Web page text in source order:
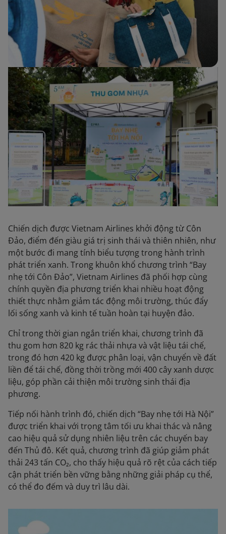
Chiến dịch được Vietnam Airlines khởi động từ Côn
Đảo, điểm đến giàu giá trị sinh thái và thiên nhiên, như
một bước đi mang tính biểu tượng trong hành trình
phát triển xanh. Trong khuôn khổ chương trình “Bay
nhẹ tới Côn Đảo”, Vietnam Airlines đã phối hợp cùng
chính quyền địa phương triển khai nhiều hoạt động
thiết thực nhằm giảm tác động môi trường, thúc đẩy
lối sống xanh và kinh tế tuần hoàn tại huyện đảo.
Chỉ trong thời gian ngắn triển khai, chương trình đã
thu gom hơn 820 kg rác thải nhựa và vật liệu tái chế,
trong đó hơn 420 kg được phân loại, vận chuyển về đất
liền để tái chế, đồng thời trồng mới 400 cây xanh dược
liệu, góp phần cải thiện môi trường sinh thái địa
phương.
Tiếp nối hành trình đó, chiến dịch “Bay nhẹ tới Hà Nội”
được triển khai với trọng tâm tối ưu khai thác và nâng
cao hiệu quả sử dụng nhiên liệu trên các chuyến bay
đến Thủ đô. Kết quả, chương trình đã giúp giảm phát
thải 243 tấn CO₂, cho thấy hiệu quả rõ rệt của cách tiếp
cận phát triển bền vững bằng những giải pháp cụ thể,
có thể đo đếm và duy trì lâu dài.